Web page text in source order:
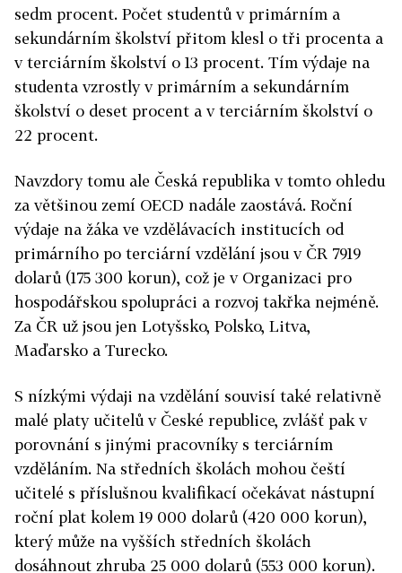
sedm procent. Počet studentů v primárním a
sekundárním školství přitom klesl o tři procenta a
v terciárním školství o 13 procent. Tím výdaje na
studenta vzrostly v primárním a sekundárním
školství o deset procent a v terciárním školství o
22 procent.
Navzdory tomu ale Česká republika v tomto ohledu
za většinou zemí OECD nadále zaostává. Roční
výdaje na žáka ve vzdělávacích institucích od
primárního po terciární vzdělání jsou v ČR 7919
dolarů (175 300 korun), což je v Organizaci pro
hospodářskou spolupráci a rozvoj takřka nejméně.
Za ČR už jsou jen Lotyšsko, Polsko, Litva,
Maďarsko a Turecko.
S nízkými výdaji na vzdělání souvisí také relativně
malé platy učitelů v České republice, zvlášť pak v
porovnání s jinými pracovníky s terciárním
vzděláním. Na středních školách mohou čeští
učitelé s příslušnou kvalifikací očekávat nástupní
roční plat kolem 19 000 dolarů (420 000 korun),
který může na vyšších středních školách
dosáhnout zhruba 25 000 dolarů (553 000 korun).